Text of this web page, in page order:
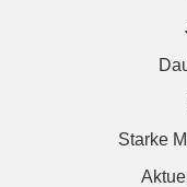
Starke